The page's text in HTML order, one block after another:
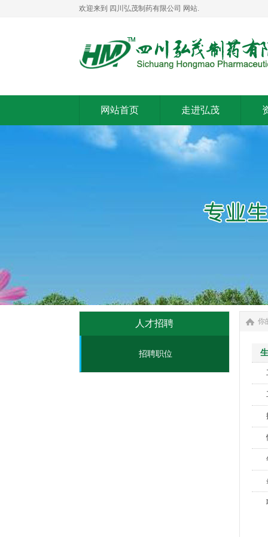
欢迎来到 四川弘茂制药有限公司 网站.
网站首页 走进弘茂
人才招聘
招聘职位
你